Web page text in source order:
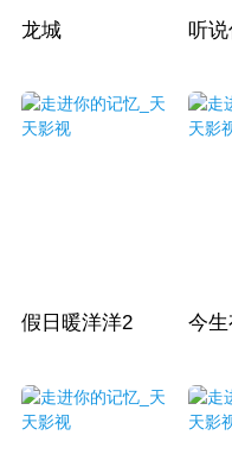
龙城 听
假日暖洋洋2 今